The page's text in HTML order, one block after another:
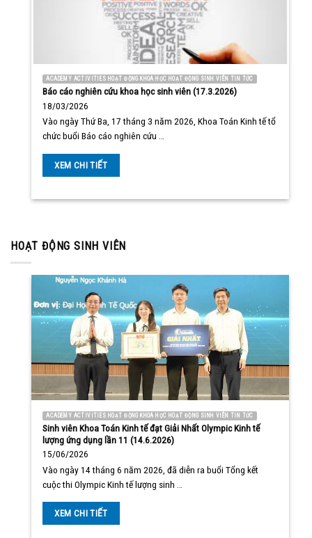
ACADEMY ACTIVITIES HOẠT ĐỘNG KHOA HỌC HOẠT ĐỘNG SINH VIÊN TIN TỨC
Báo cáo nghiên cứu khoa học sinh viên (17.3.2026)
18/03/2026
Vào ngày Thứ Ba, 17 tháng 3 năm 2026, Khoa Toán Kinh tế tổ
chức buổi Báo cáo nghiên cứu …
XEM CHI TIẾT
HOẠT ĐỘNG SINH VIÊN
ACADEMY ACTIVITIES HOẠT ĐỘNG KHOA HỌC HOẠT ĐỘNG SINH VIÊN TIN TỨC
Sinh viên Khoa Toán Kinh tế đạt Giải Nhất Olympic Kinh tế
lượng ứng dụng lần 11 (14.6.2026)
15/06/2026
Vào ngày 14 tháng 6 năm 2026, đã diễn ra buổi Tổng kết
cuộc thi Olympic Kinh tế lượng sinh …
XEM CHI TIẾT